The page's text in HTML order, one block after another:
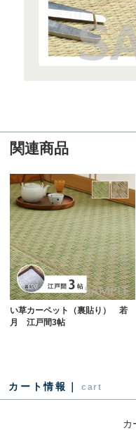
関連商品
い草カーペット（裏貼り） 若
月 江戸間3帖
カート情報｜ cart
カ